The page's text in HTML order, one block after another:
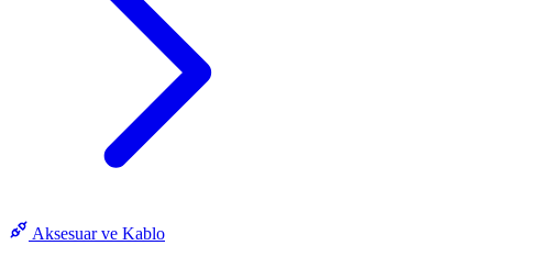
Aksesuar ve Kablo